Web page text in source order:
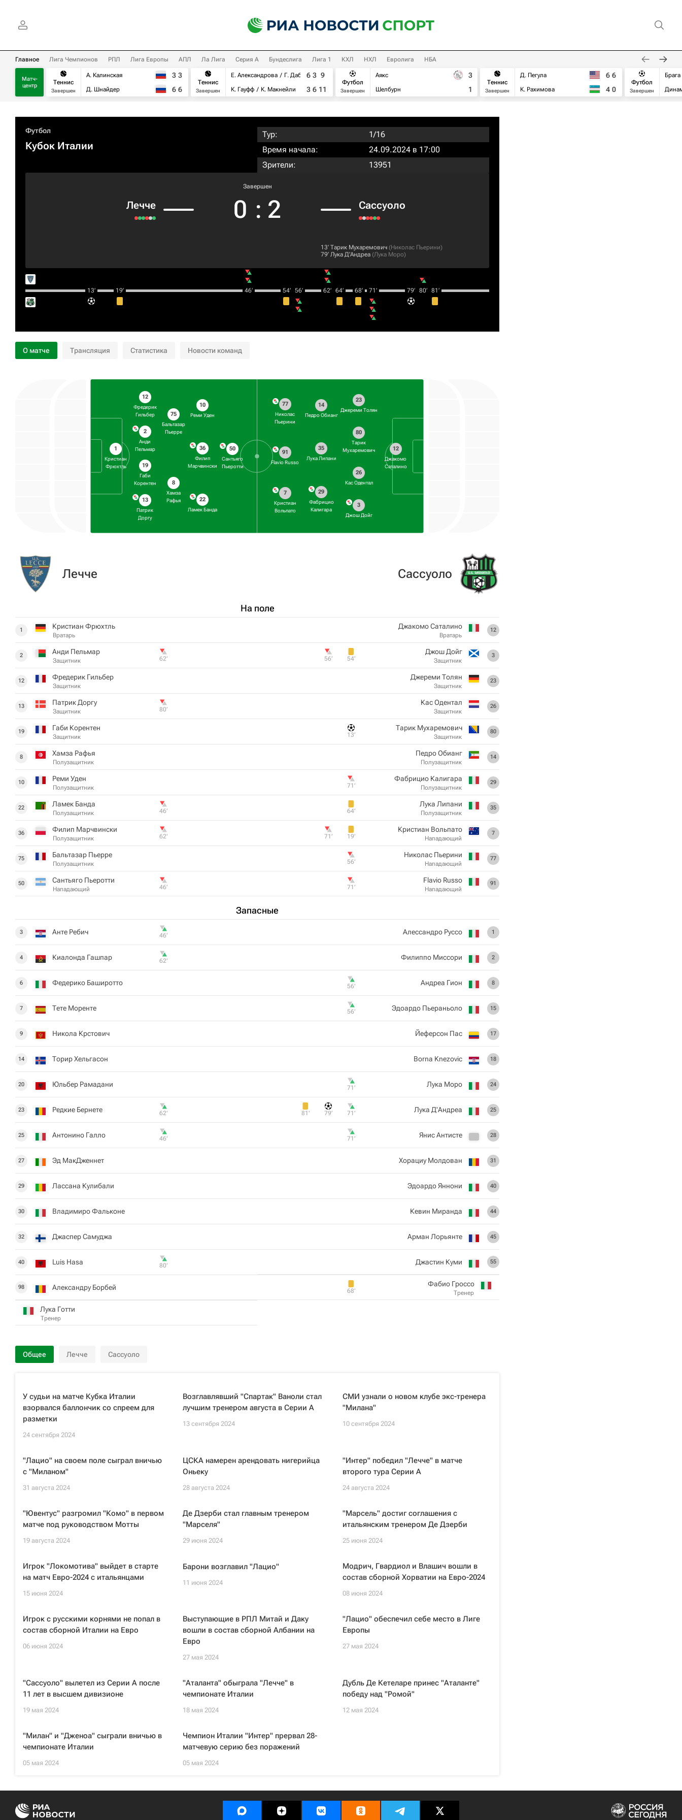
Главное Лига Чемпионов РПЛ Лига Европы АПЛ Ла Лига Серия А Бундеслига Лига 1 КХЛ НХЛ Евролига НБА
Матч-
центр
Теннис
Завершен
А. Калинская
Д. Шнайдер
3 3
6 6
Теннис
Завершен
Е. Александрова
Г. Дабровски
К. Гауфф
К. Макнейли
6 3 9
3 6 11
Футбол
Завершен
Аякс
Шелбурн
3
1
Теннис
Завершен
Д. Пегула
К. Рахимова
6 6
4 0
Футбол
Завершен
Брага
Футбол
Кубок Италии
Тур:
1/16
Время начала:
24.09.2024 в 17:00
Зрители:
13951
Лечче
Завершен
0 : 2 Сассуоло
13‎’‎ Тарик Мухаремович (Николас Пьерини)
79‎’‎ Лука Д'Андреа (Лука Моро)
13‎’‎ 19‎’‎ 46‎’‎ 54‎’‎ 56‎’‎ 62‎’‎ 64‎’‎ 68‎’‎ 71‎’‎ 79‎’‎ 80‎’‎ 81‎’‎
О матче Трансляция Статистика Новости команд
1
Кристиан
Фрюхтль
12
Фредерик
Гильбер
2
Анди
Пельмар
19
Габи
Корентен
13
Патрик
Доргу
75
Бальтазар
Пьерре
8
Хамза
Рафья
10
Реми Уден
36
Филип
Марчвински
22
Ламек Банда
50
Сантьяго
Пьеротти
12
Джакомо
Саталино
23
Джереми Толян
80
Тарик
Мухаремович
26
Кас Одентал
3
Джош Дойг
14
Педро Обианг
35
Лука Липани
29
Фабрицио
Калигара
77
Николас
Пьерини
91
Flavio Russo
7
Кристиан
Вольпато
Лечче
На поле
1 Кристиан Фрюхтль
Вратарь
2 Анди Пельмар
Защитник 62‎’‎
12 Фредерик Гильбер
Защитник
13 Патрик Доргу
Защитник 80‎’‎
19 Габи Корентен
Защитник
8 Хамза Рафья
Полузащитник
10 Реми Уден
Полузащитник
22 Ламек Банда
Полузащитник 46‎’‎
36 Филип Марчвински
Полузащитник 62‎’‎
75 Бальтазар Пьерре
Полузащитник
50 Сантьяго Пьеротти
Нападающий 46‎’‎
Запасные
3 Анте Ребич 46‎’‎
4 Киалонда Гашпар 62‎’‎
6 Федерико Баширотто
7 Тете Моренте
9 Никола Крстович
14 Торир Хельгасон
20 Юльбер Рамадани
23 Редкие Бернете 62‎’‎
25 Антонино Галло 46‎’‎
27 Эд МакДженнет
29 Лассана Кулибали
30 Владимиро Фальконе
32 Джаспер Самуджа
40 Luis Hasa 80‎’‎
98 Александру Борбей
Лука Готти
Тренер
Сассуоло
12
Джакомо Саталино
Вратарь
3
Джош Дойг
Защитник
54‎’‎
56‎’‎
23
Джереми Толян
Защитник
26
Кас Одентал
Защитник
80
Тарик Мухаремович
Защитник
13‎’‎
14
Педро Обианг
Полузащитник
29
Фабрицио Калигара
Полузащитник
71‎’‎
35
Лука Липани
Полузащитник
64‎’‎
7
Кристиан Вольпато
Нападающий
19‎’‎
71‎’‎
77
Николас Пьерини
Нападающий
56‎’‎
91
Flavio Russo
Нападающий
71‎’‎
1
Алессандро Руссо
2
Филиппо Миссори
8
Андреа Гион
56‎’‎
15
Эдоардо Пьераньоло
56‎’‎
17
Йеферсон Пас
18
Borna Knezovic
24
Лука Моро
71‎’‎
25
Лука Д'Андреа
71‎’‎
79‎’‎
81‎’‎
28
Янис Антисте
71‎’‎
31
Хорациу Молдован
40
Эдоардо Яннони
44
Кевин Миранда
45
Арман Лорьянте
55
Джастин Куми
Фабио Гроссо
Тренер
68‎’‎
Общее Лечче Сассуоло
У судьи на матче Кубка Италии
взорвался баллончик со спреем для
разметки
24 сентября 2024
Возглавлявший "Спартак" Ваноли стал
лучшим тренером августа в Серии A
13 сентября 2024
СМИ узнали о новом клубе экс-тренера
"Милана"
10 сентября 2024
"Лацио" на своем поле сыграл вничью
с "Миланом"
31 августа 2024
ЦСКА намерен арендовать нигерийца
Оньеку
28 августа 2024
"Интер" победил "Лечче" в матче
второго тура Серии А
24 августа 2024
"Ювентус" разгромил "Комо" в первом
матче под руководством Мотты
19 августа 2024
Де Дзерби стал главным тренером
"Марселя"
29 июня 2024
"Марсель" достиг соглашения с
итальянским тренером Де Дзерби
25 июня 2024
Игрок "Локомотива" выйдет в старте
на матч Евро-2024 с итальянцами
15 июня 2024
Барони возглавил "Лацио"
11 июня 2024
Модрич, Гвардиол и Влашич вошли в
состав сборной Хорватии на Евро-2024
08 июня 2024
Игрок с русскими корнями не попал в
состав сборной Италии на Евро
06 июня 2024
Выступающие в РПЛ Митай и Даку
вошли в состав сборной Албании на
Евро
27 мая 2024
"Лацио" обеспечил себе место в Лиге
Европы
27 мая 2024
"Сассуоло" вылетел из Серии А после
11 лет в высшем дивизионе
19 мая 2024
"Аталанта" обыграла "Лечче" в
чемпионате Италии
18 мая 2024
Дубль Де Кетеларе принес "Аталанте"
победу над "Ромой"
12 мая 2024
"Милан" и "Дженоа" сыграли вничью в
чемпионате Италии
05 мая 2024
Чемпион Италии "Интер" прервал 28-
матчевую серию без поражений
05 мая 2024